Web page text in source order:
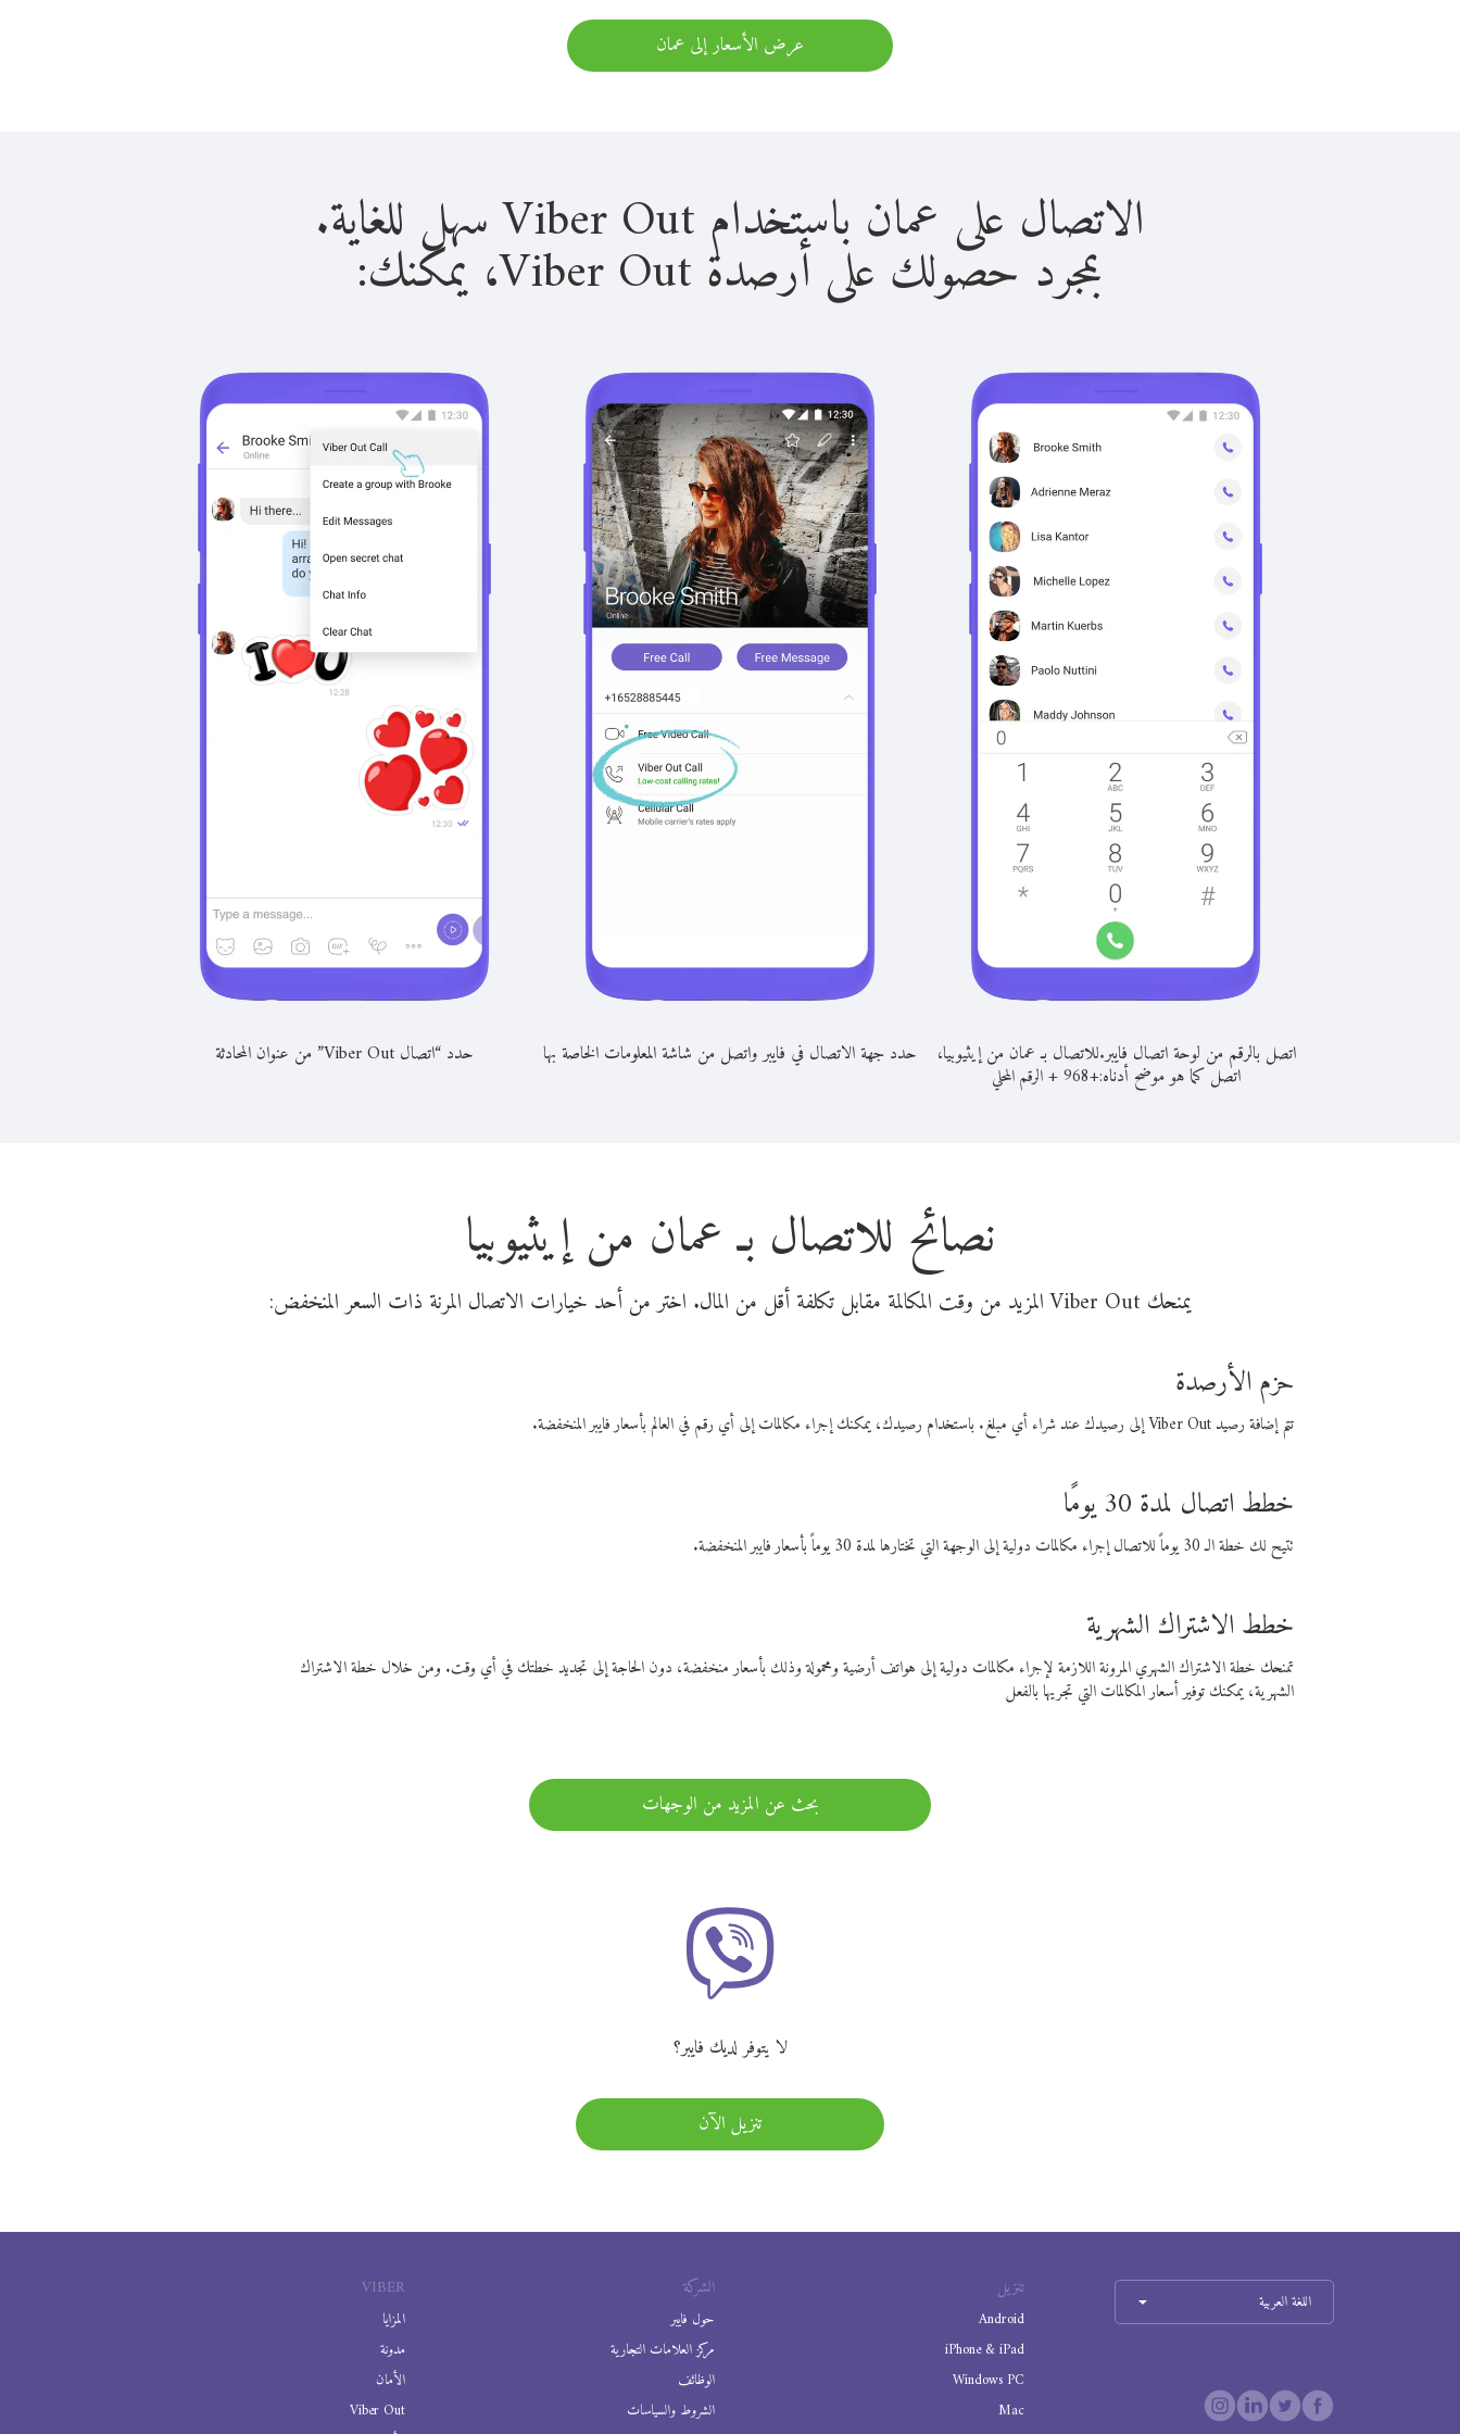
عرض الأسعار إلى عمان
الاتصال على عمان باستخدام Viber Out سهل للغاية.
بمجرد حصولك على أرصدة Viber Out، يمكنك:
اتصل بالرقم من لوحة اتصال فايبر.للاتصال بـ عمان من إيثيوبيا،
اتصل كما هو موضح أدناه:+
968
+الرقم المحلي
حدد جهة الاتصال في فايبر واتصل من شاشة المعلومات الخاصة بها حدد “اتصال Viber Out” من عنوان المحادثة
نصائح للاتصال بـ عمان من إيثيوبيا
يمنحك Viber Out المزيد من وقت المكالمة مقابل تكلفة أقل من المال. اختر من أحد خيارات الاتصال المرنة ذات السعر المنخفض:
حزم الأرصدة
تتم إضافة رصيد Viber Out إلى رصيدك عند شراء أي مبلغ. باستخدام رصيدك، يمكنك إجراء مكالمات إلى أي رقم في العالم بأسعار فايبر المنخفضة.
خطط اتصال لمدة 30 يومًا
تتيح لك خطة الـ 30 يوماً للاتصال إجراء مكالمات دولية إلى الوجهة التي تختارها لمدة 30 يوماً بأسعار فايبر المنخفضة.
خطط الاشتراك الشهرية
تمنحك خطة الاشتراك الشهري المرونة اللازمة لإجراء مكالمات دولية إلى هواتف أرضية ومحمولة وذلك بأسعار منخفضة، دون الحاجة إلى تجديد خطتك في أي وقت. ومن خلال خطة الاشتراك
الشهرية، يمكنك توفير أسعار المكالمات التي تجريها بالفعل
بحث عن المزيد من الوجهات
لا يتوفر لديك فايبر؟
تنزيل الآن
VIBER
المزايا
مدونة
الأمان
Viber Out
الشركة
حول فايبر
مركز العلامات التجارية
الوظائف
الشروط والسياسات
تنزيل
Android
iPhone & iPad
Windows PC
Mac
اللغة العربية